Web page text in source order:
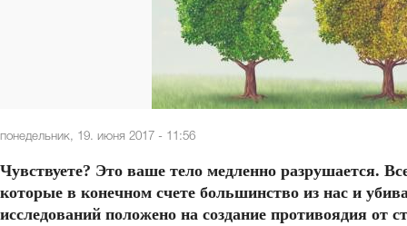
понедельник, 19. июня 2017 - 11:56
Чувствуете? Это ваше тело медленно разрушается.
которые в конечном счете большинство из нас и
исследований положено на создание противоядия от